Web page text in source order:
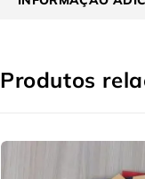
Produtos